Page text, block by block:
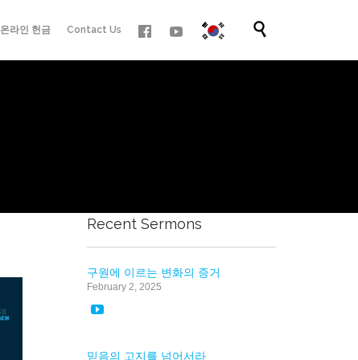
온라인 헌금 Contact Us 
Recent Sermons
구원에 이르는 변화의 증거
February 2, 2025

믿음의 고지를 넘어서라